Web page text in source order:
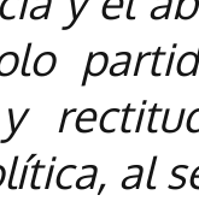
y
al